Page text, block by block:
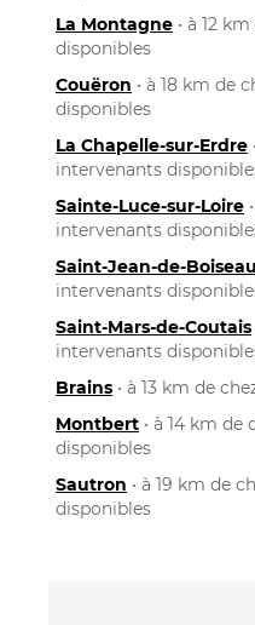
La Montagne • à 12
disponibles
Couëron • à 18 km de
disponibles
La Chapelle-sur-Erdre
intervenants
Sainte-Luce-sur-Loire
intervenants
Saint-Jean-de-Boiseau
intervenants
Saint-Mars-de-Coutais
intervenants
Brains • à 13 km de
Montbert • à 14 km de
disponibles
Sautron • à 19 km de
disponibles